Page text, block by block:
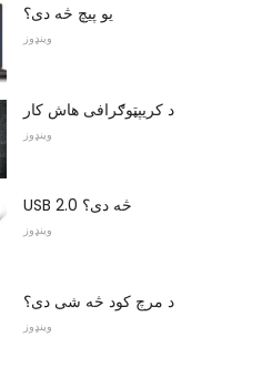
یو پیچ څه دی؟
وینډوز
د کریپټوګرافی هاش کار
وینډوز
USB 2.0 څه دی؟
وینډوز
د مرچ کود څه شی دی؟
وینډوز